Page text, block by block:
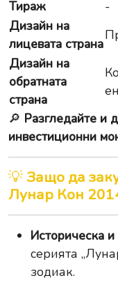
Тираж
-
Дизайн на
лицевата страна
Дизайн на
обратната
страна
🔎 Разгледайте и
инвестиционни
💡Защо да
Лунар Кон
Историческа и
серията
зодиак.